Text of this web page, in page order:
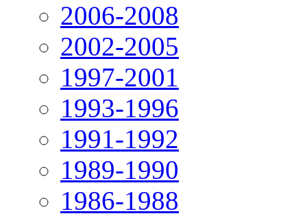
2006-2008
2002-2005
1997-2001
1993-1996
1991-1992
1989-1990
1986-1988